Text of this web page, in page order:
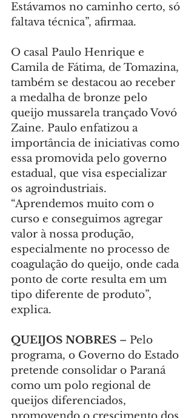
Estávamos no caminho certo, só
faltava técnica”, afirmaa.
O casal Paulo Henrique e
Camila de Fátima, de Tomazina,
também se destacou ao receber
a medalha de bronze pelo
queijo mussarela trançado Vovó
Zaine. Paulo enfatizou a
importância de iniciativas como
essa promovida pelo governo
estadual, que visa especializar
os agroindustriais.
“Aprendemos muito com o
curso e conseguimos agregar
valor à nossa produção,
especialmente no processo de
coagulação do queijo, onde cada
ponto de corte resulta em um
tipo diferente de produto”,
explica.
QUEIJOS NOBRES – Pelo
programa, o Governo do Estado
pretende consolidar o Paraná
como um polo regional de
queijos diferenciados,